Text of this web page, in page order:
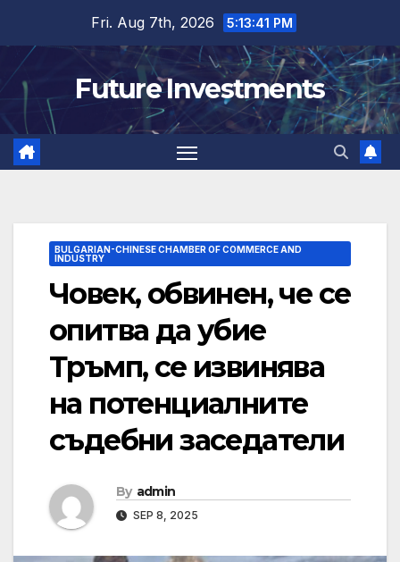
content
Fri. Aug 7th, 2026 5:13:42 PM
Future Investments
BULGARIAN-CHINESE CHAMBER OF COMMERCE AND
INDUSTRY
Човек, обвинен, че се
опитва да убие
Тръмп, се извинява
на потенциалните
съдебни заседатели
By admin
SEP 8, 2025